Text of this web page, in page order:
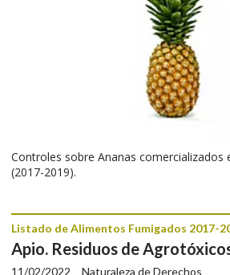
Controles sobre Ananas comercializados
(2017-2019).
Apio. Residuos de
Naturaleza de Derechos
Listado de Alimentos Fumigados 2017-
11/02/2022